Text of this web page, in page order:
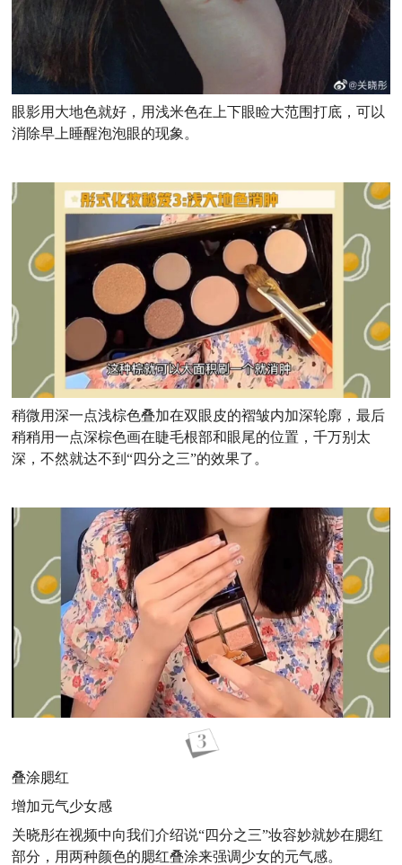
眼影用大地色就好，用浅米色在上下眼睑大范围打底，可以
消除早上睡醒泡泡眼的现象。
稍微用深一点浅棕色叠加在双眼皮的褶皱内加深轮廓，最后
稍稍用一点深棕色画在睫毛根部和眼尾的位置，千万别太
深，不然就达不到“四分之三”的效果了。
叠涂腮红
增加元气少女感
关晓彤在视频中向我们介绍说“四分之三”妆容妙就妙在腮红
部分，用两种颜色的腮红叠涂来强调少女的元气感。